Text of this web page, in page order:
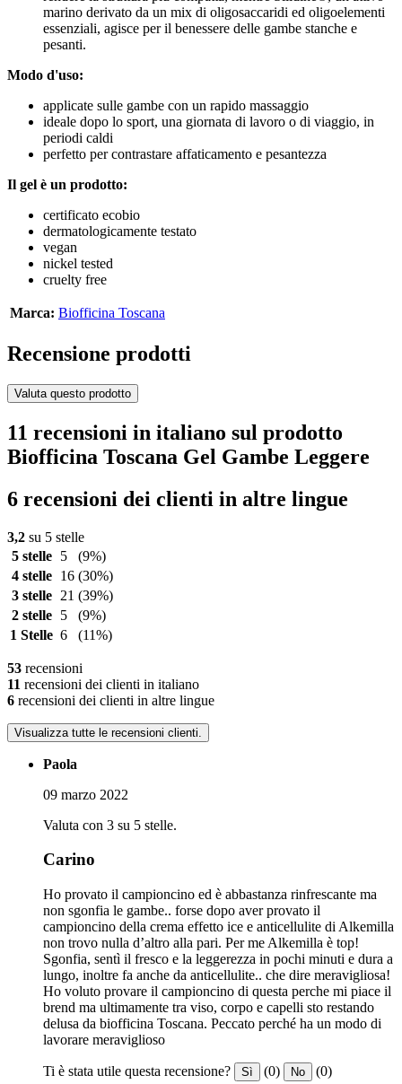
marino derivato da un mix di oligosaccaridi ed oligoelementi
essenziali, agisce per il benessere delle gambe stanche e
pesanti.
Modo d'uso:
applicate sulle gambe con un rapido massaggio
ideale dopo lo sport, una giornata di lavoro o di viaggio, in
periodi caldi
perfetto per contrastare affaticamento e pesantezza
Il gel è un prodotto:
certificato ecobio
dermatologicamente testato
vegan
nickel tested
cruelty free
Marca: Biofficina Toscana
Recensione prodotti
Valuta questo prodotto
11 recensioni in italiano sul prodotto
Biofficina Toscana Gel Gambe Leggere
6 recensioni dei clienti in altre lingue
3,2 su 5 stelle
5 stelle
5
(9%)
4 stelle
16 (30%)
3 stelle
21 (39%)
2 stelle
5
(9%)
1 Stelle 6 (11%)
53 recensioni
11 recensioni dei clienti in italiano
6 recensioni dei clienti in altre lingue
Visualizza tutte le recensioni clienti.
Paola
09 marzo 2022
Valuta con 3 su 5 stelle.
Carino
Ho provato il campioncino ed è abbastanza rinfrescante ma
non sgonfia le gambe.. forse dopo aver provato il
campioncino della crema effetto ice e anticellulite di Alkemilla
non trovo nulla d’altro alla pari. Per me Alkemilla è top!
Sgonfia, sentì il fresco e la leggerezza in pochi minuti e dura a
lungo, inoltre fa anche da anticellulite.. che dire meravigliosa!
Ho voluto provare il campioncino di questa perche mi piace il
brend ma ultimamente tra viso, corpo e capelli sto restando
delusa da biofficina Toscana. Peccato perché ha un modo di
lavorare meraviglioso
Ti è stata utile questa recensione? Sì (0) No (0)